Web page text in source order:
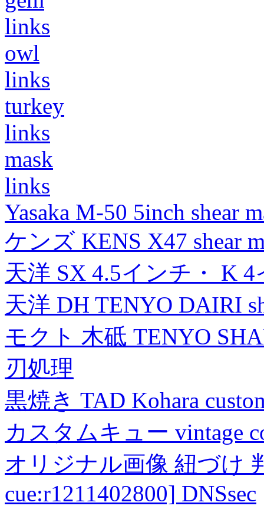
links
owl
links
turkey
links
mask
links
Yasaka M-50 5inch shear
ケンズ KENS X47 shear
天洋 SX 4.5インチ・ K
天洋 DH TENYO DAIRI
モクト 木砥 TENYO
刃処理
黒焼き TAD Kohara
カスタムキュー vintage
オリジナル画像 紐づけ
cue:r1211402800] DNSsec